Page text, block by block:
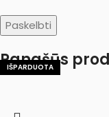
Panašūs
IŠPARDUOTA
IŠPARDUOTA